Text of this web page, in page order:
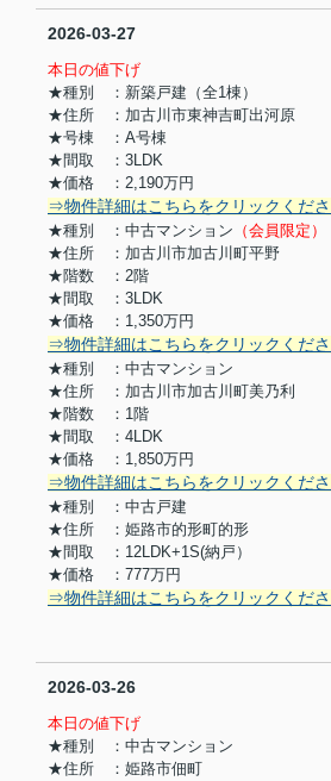
2026-03-27
本日の値下げ
★種別 ：新築戸建（全1棟）
★住所 ：加古川市東神吉町出河原
★号棟 ：A号棟
★間取 ：3LDK
★価格 ：2,190万円
⇒物件詳細はこちらをクリックくだ
★種別 ：中古マンション （会員限定）
★住所 ：加古川市加古川町平野
★階数 ：2階
★間取 ：3LDK
★価格 ：1,350万円
⇒物件詳細はこちらをクリックくだ
★種別 ：中古マンション
★住所 ：加古川市加古川町美乃利
★階数 ：1階
★間取 ：4LDK
★価格 ：1,850万円
⇒物件詳細はこちらをクリックくだ
★種別 ：中古戸建
★住所 ：姫路市的形町的形
★間取 ：12LDK+1S(納戸）
★価格 ：777万円
⇒物件詳細はこちらをクリックくだ
2026-03-26
本日の値下げ
★種別 ：中古マンション
★住所 ：姫路市佃町